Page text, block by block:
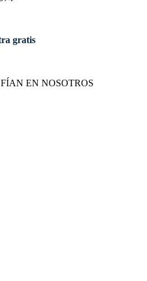
gratis
EN NOSOTROS